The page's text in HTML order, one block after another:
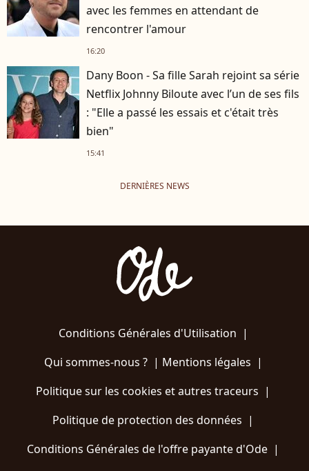
avec les femmes en attendant de
rencontrer l'amour
16:20
Dany Boon - Sa fille Sarah rejoint sa série
Netflix Johnny Biloute avec l’un de ses fils
: "Elle a passé les essais et c'était très
bien"
15:41
DERNIÈRES NEWS
Conditions Générales d'Utilisation |
Qui sommes-nous ?| Mentions légales |
Politique sur les cookies et autres traceurs |
Politique de protection des données |
Conditions Générales de l'offre payante d'Ode |